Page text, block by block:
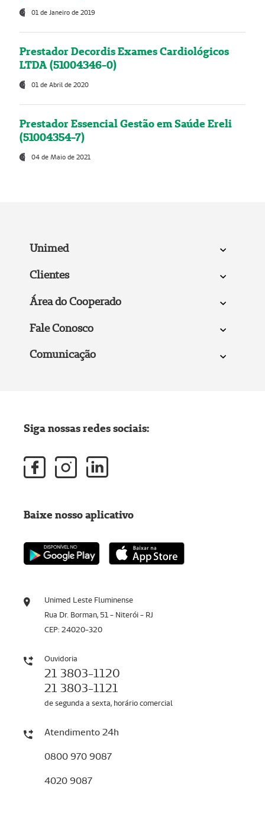
01 de Janeiro de 2019
Prestador Decordis Exames Cardiológicos
LTDA (51004346-0)
01 de Abril de 2020
Prestador Essencial Gestão em Saúde Ereli
(51004354-7)
04 de Maio de 2021
Unimed
Clientes
Área do Cooperado
Fale Conosco
Comunicação
Unimed Leste Fluminense
Rua Dr. Borman, 51 - Niterói - RJ
CEP: 24020-320
Ouvidoria
21 3803-1120
21 3803-1121
de segunda a sexta, horário comercial
Atendimento 24h
0800 970 9087
4020 9087
Siga nossas redes sociais:
Baixe nosso aplicativo